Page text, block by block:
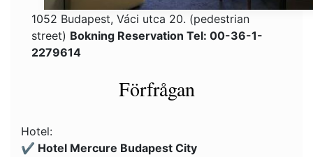
1052 Budapest, Váci utca 20. (pedestrian
street) Bokning Reservation Tel: 00-36-1-
2279614
Förfrågan
Hotel:
✔️ Hotel Mercure Budapest City